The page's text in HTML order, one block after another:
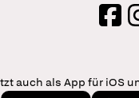
auch als App für iOS